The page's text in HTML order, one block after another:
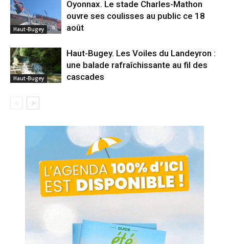
Haut-Bugey
Oyonnax. Le stade Charles-Mathon
ouvre ses coulisses au public ce 18
août
Haut-Bugey
Haut-Bugey. Les Voiles du Landeyron :
une balade rafraîchissante au fil des
cascades